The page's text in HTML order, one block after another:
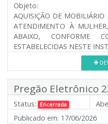
Objeto:
AQUISIÇÃO DE
ATENDIMENTO À
ABAIXO, CONFORME
ESTABELECIDAS NESTE
Pregão Eletrônico
Status: Encerrada
Publicado em: 17/06/2026